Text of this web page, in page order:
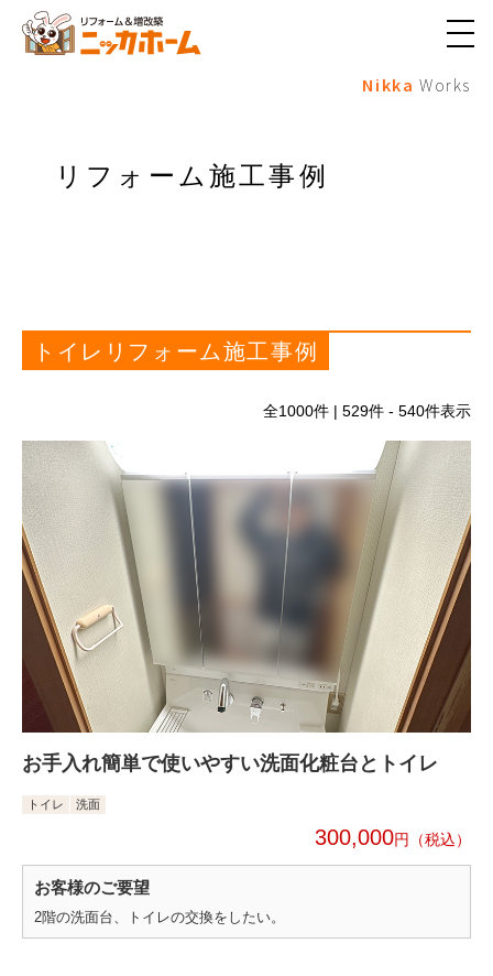
メ
ュ
Nikka Works
リフォーム施工事例
トイレリフォーム施工事例
全1000件 | 529件 - 540件表示
お手入れ簡単で使いやすい洗面化粧台とトイレ
トイレ 洗面
300,000円
お客様のご要望
2階の洗面台、トイレの交換をしたい。